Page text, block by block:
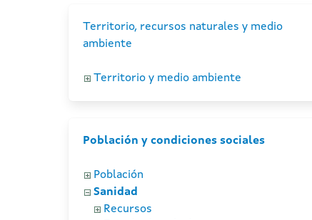
Territorio, recursos naturales y medio
ambiente
Territorio y medio ambiente
Población y condiciones sociales
Población
Sanidad
Recursos